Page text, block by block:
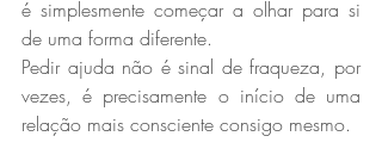
é simplesmente começar a olhar para si
de uma forma diferente.
Pedir ajuda não é sinal de fraqueza, por
vezes, é precisamente o início de uma
relação mais consciente consigo mesmo.